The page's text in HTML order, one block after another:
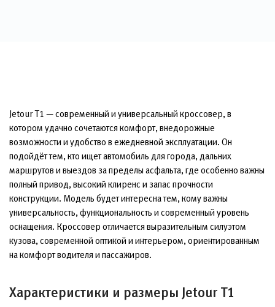
Jetour T1 — современный и универсальный кроссовер, в
котором удачно сочетаются комфорт, внедорожные
возможности и удобство в ежедневной эксплуатации. Он
подойдёт тем, кто ищет автомобиль для города, дальних
маршрутов и выездов за пределы асфальта, где особенно важны
полный привод, высокий клиренс и запас прочности
конструкции. Модель будет интересна тем, кому важны
универсальность, функциональность и современный уровень
оснащения. Кроссовер отличается выразительным силуэтом
кузова, современной оптикой и интерьером, ориентированным
на комфорт водителя и пассажиров.
Характеристики и размеры Jetour T1